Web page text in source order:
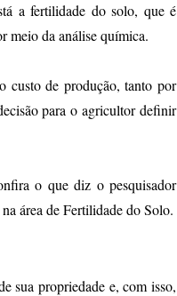
a fertilidade do solo, que é
meio da análise química.
custo de produção, tanto por
para o agricultor definir
o que diz o pesquisador
área de Fertilidade do Solo.
sua propriedade e, com isso,